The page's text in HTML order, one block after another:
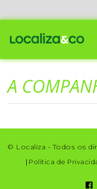
A
© Localiza - Todos os
| Política de